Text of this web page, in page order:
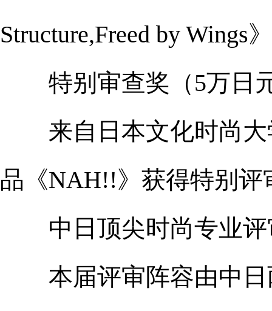
Structure,Freed by Wings
特别审查奖（5万日
来自日本文化时尚大
品《NAH!!》获得特别评
中日顶尖时尚专业评
本届评审阵容由中日